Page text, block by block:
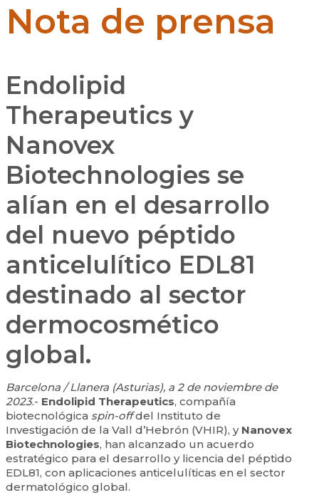
Nota de prensa
Endolipid
Therapeutics y
Nanovex
Biotechnologies se
alían en el desarrollo
del nuevo péptido
anticelulítico EDL81
destinado al sector
dermocosmético
global.
Barcelona / Llanera (Asturias), a 2 de noviembre de
2023.- Endolipid Therapeutics, compañía
biotecnológica spin-offdel Instituto de
Investigación de la Vall d’Hebrón (VHIR), y Nanovex
Biotechnologies, han alcanzado un acuerdo
estratégico para el desarrollo y licencia del péptido
EDL81, con aplicaciones anticelulíticas en el sector
dermatológico global.